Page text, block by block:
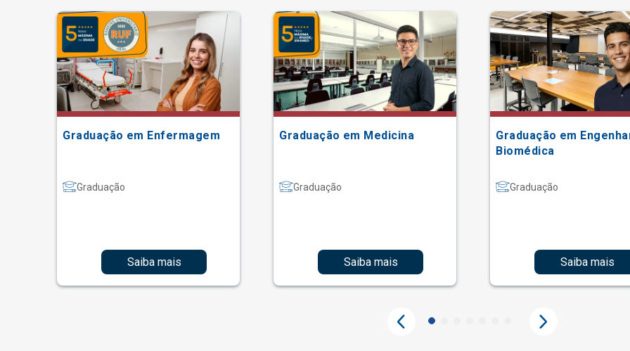
Graduação em Enfermagem
Graduação
Saiba mais
Graduação em Medicina
Graduação
Saiba mais
Graduação em
Biomédica
Graduação
Saiba mais